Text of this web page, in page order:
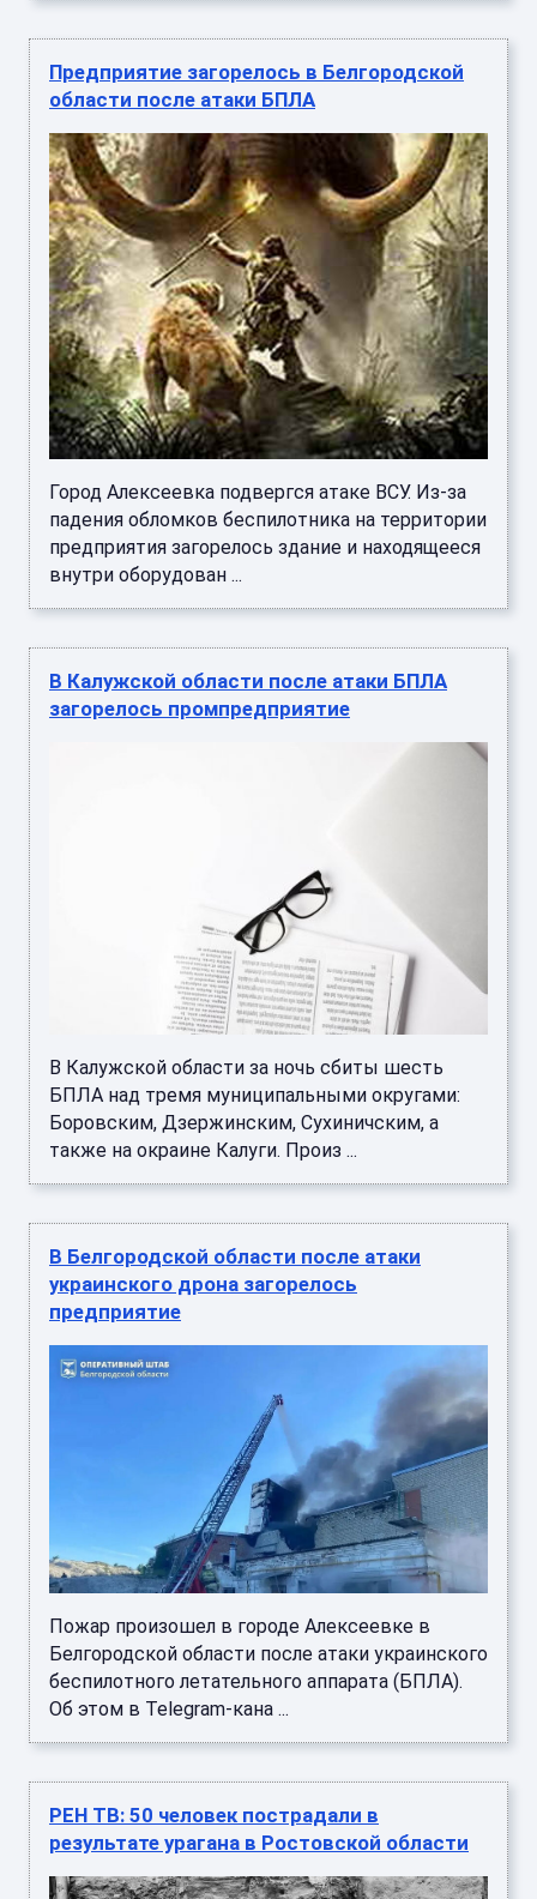
Предприятие загорелось в Белгородской
области после атаки БПЛА
Город Алексеевка подвергся атаке ВСУ. Из-за
падения обломков беспилотника на территории
предприятия загорелось здание и находящееся
внутри оборудован ...
В Калужской области после атаки БПЛА
загорелось промпредприятие
В Калужской области за ночь сбиты шесть
БПЛА над тремя муниципальными округами:
Боровским, Дзержинским, Сухиничским, а
также на окраине Калуги. Произ ...
В Белгородской области после атаки
украинского дрона загорелось
предприятие
Пожар произошел в городе Алексеевке в
Белгородской области после атаки украинского
беспилотного летательного аппарата (БПЛА).
Об этом в Telegram-кана ...
РЕН ТВ: 50 человек пострадали в
результате урагана в Ростовской области